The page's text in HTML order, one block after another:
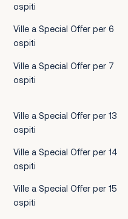
ospiti
Ville a Special Offer per 6
ospiti
Ville a Special Offer per 7
ospiti
Ville a Special Offer per 13
ospiti
Ville a Special Offer per 14
ospiti
Ville a Special Offer per 15
ospiti